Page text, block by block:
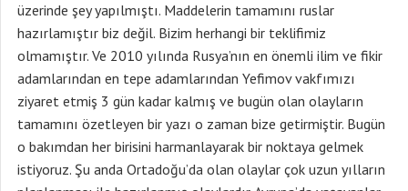
üzerinde şey yapılmıştı. Maddelerin tamamını ruslar
hazırlamıştır biz değil. Bizim herhangi bir teklifimiz
olmamıştır. Ve 2010 yılında Rusya’nın en önemli ilim ve fikir
adamlarından en tepe adamlarından Yefimov vakfımızı
ziyaret etmiş 3 gün kadar kalmış ve bugün olan olayların
tamamını özetleyen bir yazı o zaman bize getirmiştir. Bugün
o bakımdan her birisini harmanlayarak bir noktaya gelmek
istiyoruz. Şu anda Ortadoğu’da olan olaylar çok uzun yılların